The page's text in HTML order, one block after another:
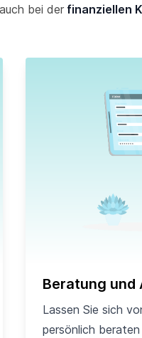
bei der finanziellen
Beratung und
Lassen Sie sich
persönlich